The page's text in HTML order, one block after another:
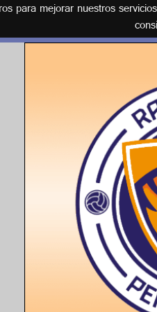
para mejorar nuestros